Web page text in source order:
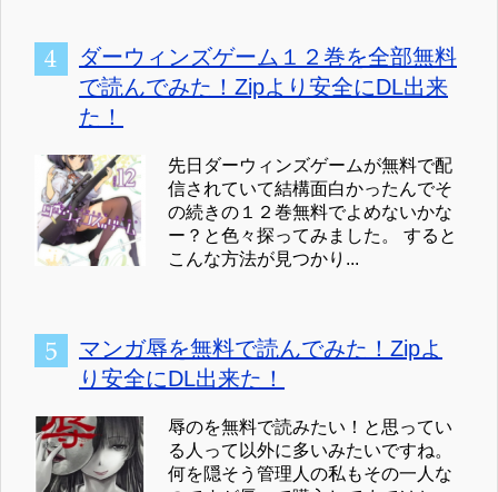
ダーウィンズゲーム１２巻を全部無料
で読んでみた！Zipより安全にDL出来
た！
先日ダーウィンズゲームが無料で配
信されていて結構面白かったんでそ
の続きの１２巻無料でよめないかな
ー？と色々探ってみました。 すると
こんな方法が見つかり...
マンガ辱を無料で読んでみた！Zipよ
り安全にDL出来た！
辱のを無料で読みたい！と思ってい
る人って以外に多いみたいですね。
何を隠そう管理人の私もその一人な